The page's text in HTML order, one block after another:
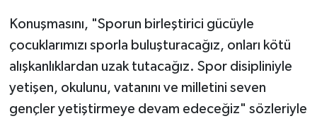
Konuşmasını, "Sporun birleştirici gücüyle
çocuklarımızı sporla buluşturacağız, onları kötü
alışkanlıklardan uzak tutacağız. Spor disipliniyle
yetişen, okulunu, vatanını ve milletini seven
gençler yetiştirmeye devam edeceğiz" sözleriyle